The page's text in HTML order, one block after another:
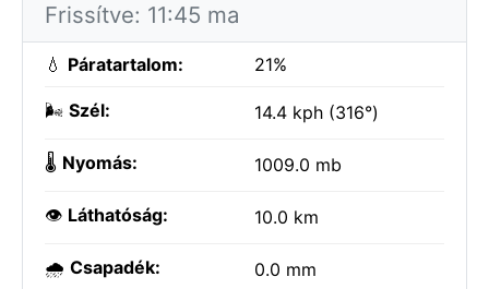
Frissítve: 11:45 ma
💧 Páratartalom: 21%
🌬️ Szél: 14.4 kph (316°)
🌡️ Nyomás: 1009.0 mb
👁️ Láthatóság: 10.0 km
🌧️ Csapadék: 0.0 mm